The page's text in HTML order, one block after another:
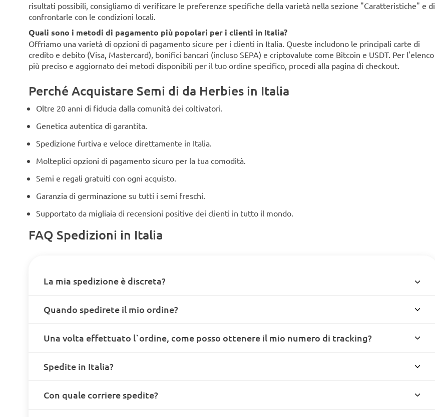
risultati possibili, consigliamo di verificare le preferenze specifiche della varietà nella sezione "Caratteristiche" e di
confrontarle con le condizioni locali.
Quali sono i metodi di pagamento più popolari per i clienti in Italia?
Offriamo una varietà di opzioni di pagamento sicure per i clienti in Italia. Queste includono le principali carte di
credito e debito (Visa, Mastercard), bonifici bancari (incluso SEPA) e criptovalute come Bitcoin e USDT. Per l'elenco
più preciso e aggiornato dei metodi disponibili per il tuo ordine specifico, procedi alla pagina di checkout.
Perché Acquistare Semi di da Herbies in Italia
Oltre 20 anni di fiducia dalla comunità dei coltivatori.
Genetica autentica di garantita.
Spedizione furtiva e veloce direttamente in Italia.
Molteplici opzioni di pagamento sicuro per la tua comodità.
Semi e regali gratuiti con ogni acquisto.
Garanzia di germinazione su tutti i semi freschi.
Supportato da migliaia di recensioni positive dei clienti in tutto il mondo.
FAQ Spedizioni in Italia
La mia spedizione è discreta?
Quando spedirete il mio ordine?
Una volta effettuato l`ordine, come posso ottenere il mio numero di tracking?
Spedite in Italia?
Con quale corriere spedite?